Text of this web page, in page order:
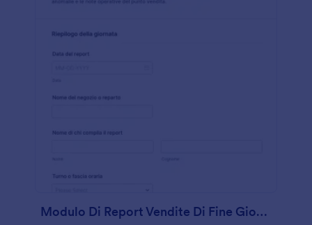
Modulo Di Report Vendite Di Fine Giornata